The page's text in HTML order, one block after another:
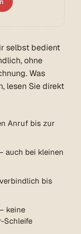
selbst bedient
ohne
Was
lesen Sie direkt
Anruf bis zur
auch bei kleinen
bis
keine
Schleife